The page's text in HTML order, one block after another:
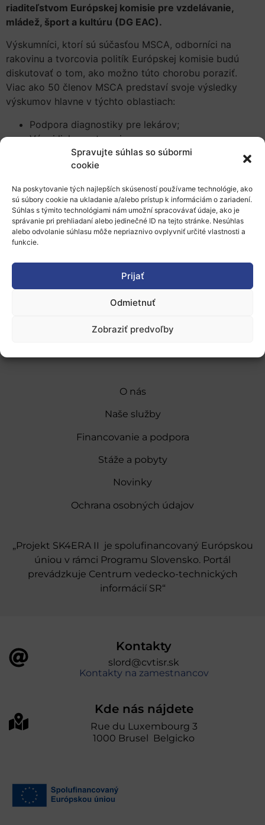
Spravujte súhlas so súbormi
cookie
Na poskytovanie tých najlepších skúseností používame technológie, ako
sú súbory cookie na ukladanie a/alebo prístup k informáciám o zariadení.
Súhlas s týmito technológiami nám umožní spracovávať údaje, ako je
správanie pri prehliadaní alebo jedinečné ID na tejto stránke. Nesúhlas
alebo odvolanie súhlasu môže nepriaznivo ovplyvniť určité vlastnosti a
funkcie.
Prijať
Odmietnuť
Zobraziť predvoľby
riaditeľstvom Európskej komisie pre vzdelávanie,
mládež, šport a kultúru (DG EAC).
Výskumníci, ktorí sú súčasťou MSCA, odborníci na
rakovinu a tvorcovia politík Európskej komisie budú
diskutovať o tom, ako možno túto chorobu poraziť.
Viac ako 50 členov MSCA predstaví svoje výsledky
výskumov hlavne v týchto oblastiach:
Podpora diagnostiky pre lekárov;
Vývoj liekov a terapia;
Imunoterapia;
Prevencia a personalizovaná medicína;
vyliečili.
Podujatie sa uskutoční online a je bezplatné, účasť je
však možná až po predchádzajúcej registrácii.
a odkazu na registráciu.
Pridať do Google Kalendára
O nás
Naše služby
Financovanie a podpora
Stáže a pobyty
Novinky
Ochrana osobných údajov
„Projekt SK4ERA II je spolufinancovaný Európskou
úniou v rámci Programu Slovensko. Portál
prevádzkuje Centrum vedecko-technických
informácií SR“
Kontakty
slord@cvtisr.sk
Kontakty na zamestnancov
Kde nás nájdete
Rue du Luxembourg 3
1000 Brusel Belgicko